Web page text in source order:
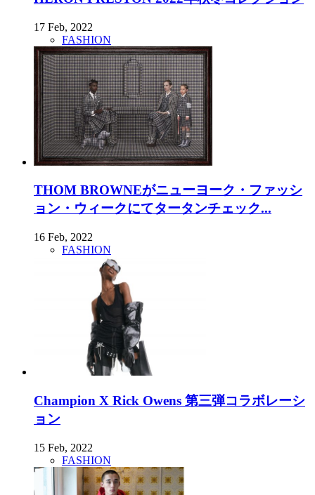
17 Feb, 2022
FASHION
THOM BROWNEがニューヨーク・ファッシ
ョン・ウィークにてタータンチェック...
16 Feb, 2022
FASHION
Champion X Rick Owens 第三弾コラボレーシ
ョン
15 Feb, 2022
FASHION